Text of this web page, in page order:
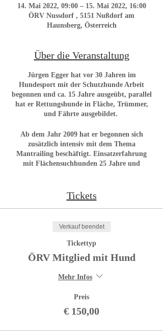
14. Mai 2022, 09:00 – 15. Mai 2022, 16:00
ÖRV Nussdorf , 5151 Nußdorf am
Haunsberg, Österreich
Über die Veranstaltung
Jürgen Egger hat vor 30 Jahren im
Hundesport mit der Schutzhunde Arbeit
begonnen und ca. 15 Jahre ausgeübt, parallel
hat er Rettungshunde in Fläche, Trümmer,
und Fährte ausgebildet.
Ab dem Jahr 2009 hat er begonnen sich
zusätzlich intensiv mit dem Thema
Mantrailing beschäftigt. Einsatzerfahrung
mit Flächensuchhunden 25 Jahre und
Seminarinhalte:
Leinenhandling
(Grundwissen)
Geruchsträger erstellen
Das Schulungswochenende ist für Einsteiger
aber auch für Fortgeschrittene geeignet. Ich
momentane Stand der Ausbildung ist um sie
Tickets
Verkauf beendet
Tickettyp
ÖRV Mitglied mit Hund
Mehr Infos
Preis
€ 150,00